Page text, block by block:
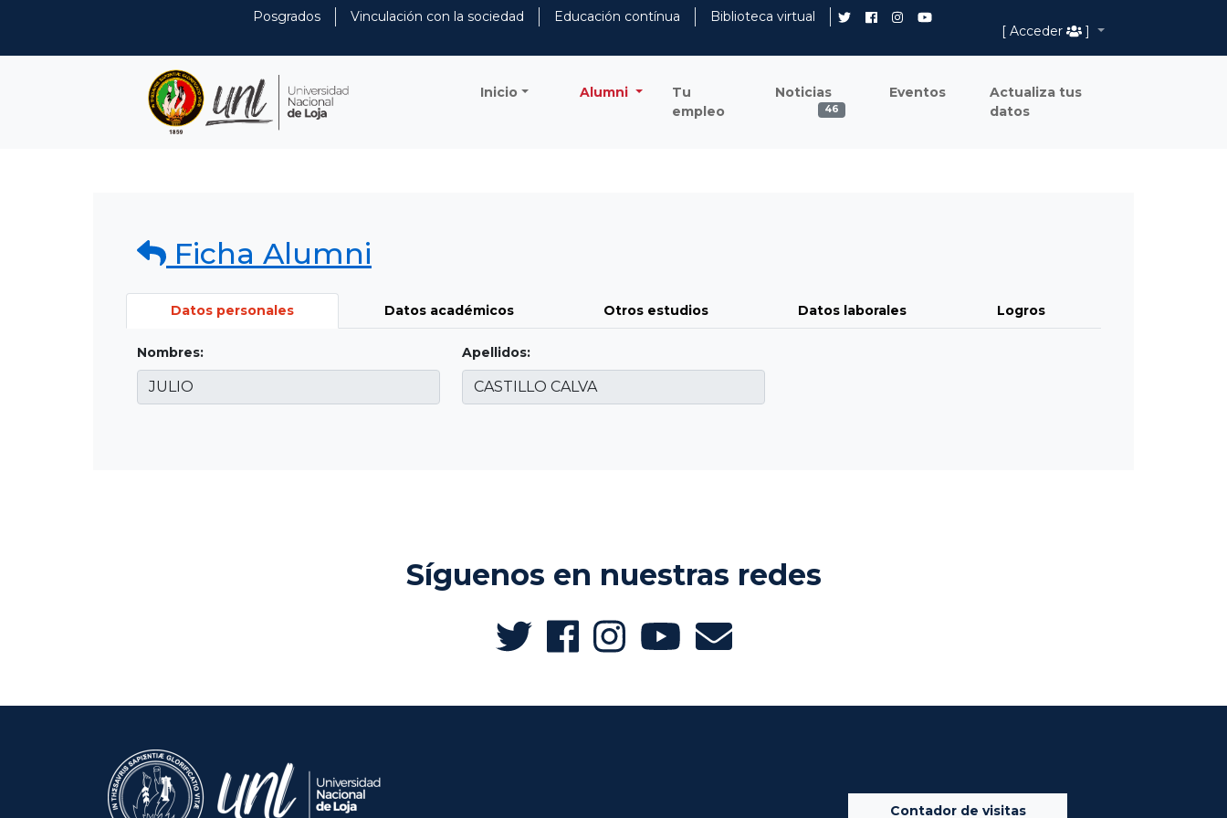
Posgrados Vinculación con la sociedad Educación contínua
Biblioteca virtual
[ Acceder
]
Inicio Alumni
Tu
empleo
Noticias
46
Eventos
Actualiza tus
datos
Ficha Alumni
Datos personales Datos académicos Otros estudios Datos laborales Logros
Nombres: Apellidos:
Síguenos en nuestras redes
Contador de visitas